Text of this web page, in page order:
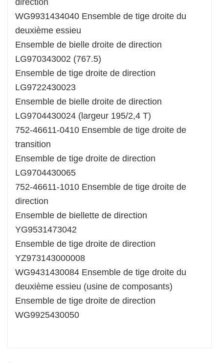
direction
WG9931434040 Ensemble de tige droite du
deuxième essieu
Ensemble de bielle droite de direction
LG970343002 (767.5)
Ensemble de tige droite de direction
LG9722430023
Ensemble de bielle droite de direction
LG9704430024 (largeur 195/2,4 T)
752-46611-0410 Ensemble de tige droite de
transition
Ensemble de tige droite de direction
LG9704430065
752-46611-1010 Ensemble de tige droite de
direction
Ensemble de biellette de direction
YG9531473042
Ensemble de tige droite de direction
YZ973143000008
WG9431430084 Ensemble de tige droite du
deuxième essieu (usine de composants)
Ensemble de tige droite de direction
WG9925430050